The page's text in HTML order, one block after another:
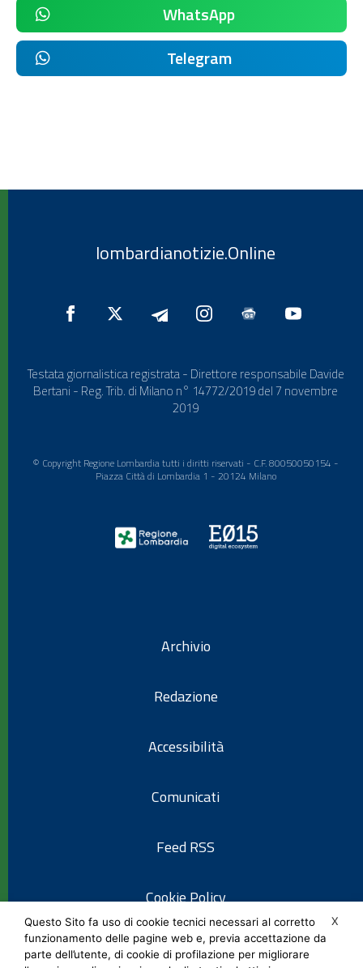
WhatsApp
Telegram
lombardianotizie.Online
Testata giornalistica registrata - Direttore responsabile Davide
Bertani - Reg. Trib. di Milano n° 14772/2019 del 7 novembre
2019
© Copyright Regione Lombardia tutti i diritti riservati - C.F. 80050050154 -
Piazza Città di Lombardia 1 - 20124 Milano
Archivio
Redazione
Accessibilità
Comunicati
Feed RSS
Cookie Policy
Informativa privacy
X
Questo Sito fa uso di cookie tecnici necessari al corretto
funzionamento delle pagine web e, previa accettazione da
parte dell’utente, di cookie di profilazione per migliorare